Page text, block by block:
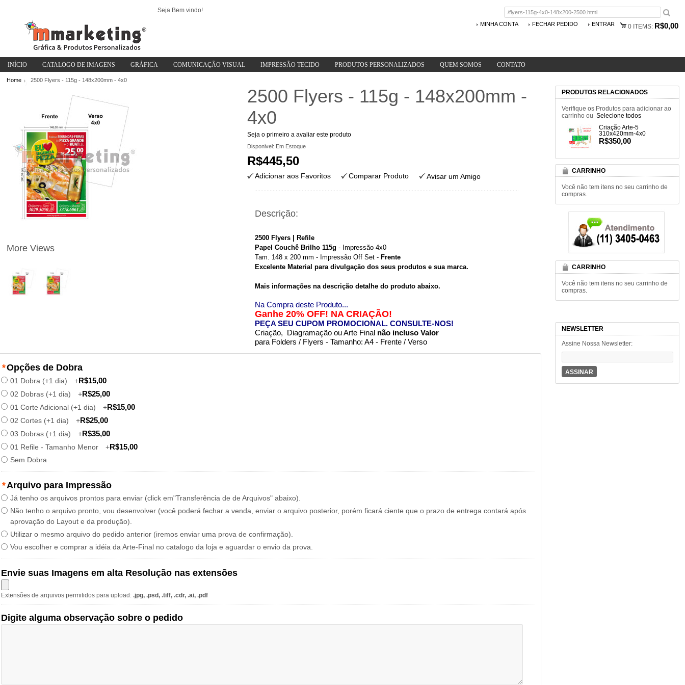
Seja Bem vindo!
0ITEMS: R$0,00
MINHA CONTA FECHAR PEDIDO ENTRAR
INÍCIO CATALOGO DE IMAGENS GRÁFICA COMUNICAÇÃO VISUAL IMPRESSÃO TECIDO PRODUTOS PERSONALIZADOS QUEM SOMOS CONTATO
Home 2500 Flyers - 115g - 148x200mm - 4x0
More Views
2500 Flyers - 115g - 148x200mm -
4x0
Seja o primeiro a avaliar este produto
Disponivel: Em Estoque
R$445,50
Adicionar aos Favoritos Comparar Produto Avisar um Amigo
Descrição:
2500 Flyers | Refile
Papel Couchê Brilho 115g - Impressão 4x0
Tam. 148 x 200 mm - Impressão Off Set - Frente
Excelente Material para divulgação dos seus produtos e sua marca.
Mais informações na descrição detalhe do produto abaixo.
Na Compra deste Produto...
Ganhe 20% OFF! NA CRIAÇÃO!
PEÇA SEU CUPOM PROMOCIONAL. CONSULTE-NOS!
Criação, Diagramação ou Arte Final não incluso Valor
para Folders / Flyers - Tamanho: A4 - Frente / Verso
*Opções de Dobra
01 Dobra (+1 dia) +R$15,00
02 Dobras (+1 dia) +R$25,00
01 Corte Adicional (+1 dia) +R$15,00
02 Cortes (+1 dia) +R$25,00
03 Dobras (+1 dia) +R$35,00
01 Refile - Tamanho Menor +R$15,00
Sem Dobra
*Arquivo para Impressão
Já tenho os arquivos prontos para enviar (click em"Transferência de de Arquivos" abaixo).
Não tenho o arquivo pronto, vou desenvolver (você poderá fechar a venda, enviar o arquivo posterior, porém ficará ciente que o prazo de entrega contará após
aprovação do Layout e da produção).
Utilizar o mesmo arquivo do pedido anterior (iremos enviar uma prova de confirmação).
Vou escolher e comprar a idéia da Arte-Final no catalogo da loja e aguardar o envio da prova.
Envie suas Imagens em alta Resolução nas extensões
Extensões de arquivos permitidos para upload: .jpg, .psd, .tiff, .cdr, .ai, .pdf
Digite alguma observação sobre o pedido
PRODUTOS RELACIONADOS
Verifique os Produtos para adicionar ao
carrinho ou Selecione todos
Criação Arte-5
310x420mm-4x0
R$350,00
CARRINHO
Você não tem itens no seu carrinho de
compras.
CARRINHO
Você não tem itens no seu carrinho de
compras.
NEWSLETTER
Assine Nossa Newsletter:
ASSINAR